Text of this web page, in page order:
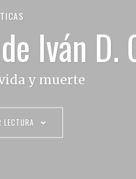
Iván D.
y muerte
LECTURA